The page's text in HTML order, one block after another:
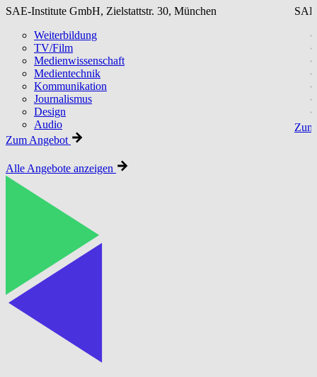
SAE-Institute GmbH, Zielstattstr. 30, München
Weiterbildung
TV/Film
Medienwissenschaft
Medientechnik
Kommunikation
Journalismus
Design
Audio
Zum Angebot
Alle Angebote anzeigen